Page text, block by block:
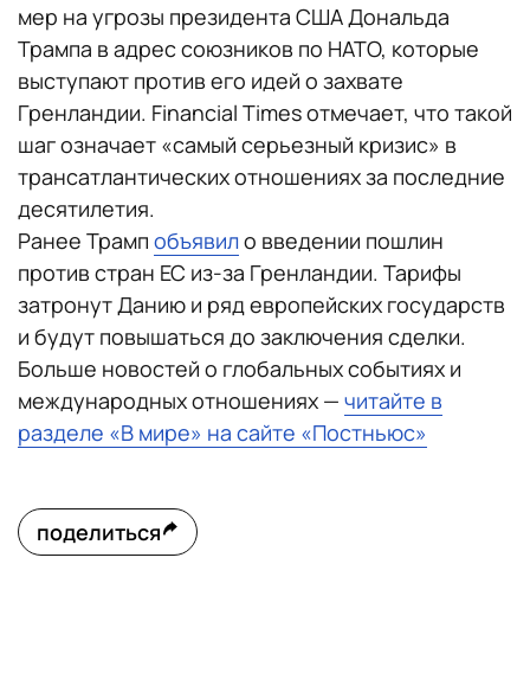
мер на угрозы президента США Дональда
Трампа в адрес союзников по НАТО, которые
выступают против его идей о захвате
Гренландии. Financial Times отмечает, что такой
шаг означает «самый серьезный кризис» в
трансатлантических отношениях за последние
десятилетия.
Ранее Трамп объявило введении пошлин
против стран ЕС из-за Гренландии. Тарифы
затронут Данию и ряд европейских государств
и будут повышаться до заключения сделки.
Больше новостей о глобальных событиях и
международных отношениях — читайте в
разделе «В мире» на сайте «Постньюс»
поделиться